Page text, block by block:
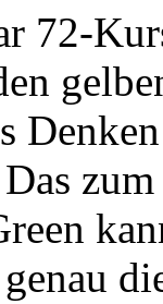
72-